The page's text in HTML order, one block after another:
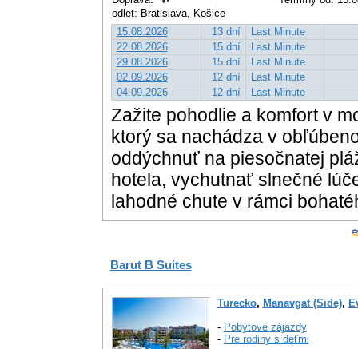
odlet: Bratislava, Košice
15.08.2026
13 dní
Last Minute
22.08.2026
15 dní
Last Minute
29.08.2026
15 dní
Last Minute
02.09.2026
12 dní
Last Minute
04.09.2026
12 dní Last Minute
Zažite pohodlie a komfort v
ktorý sa nachádza v
oddýchnuť na piesočnatej
hotela, vychutnať slnečné
lahodné chute v rámci
Barut B Suites
Turecko, Manavgat (Side),
- Pobytové zájazdy
- Pre rodiny s deťmi